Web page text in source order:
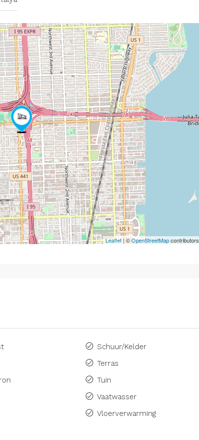
Leaflet| ©OpenStreetMapcontributors
Schuur/Kelder
Terras
Tuin
Vaatwasser
Vloerverwarming